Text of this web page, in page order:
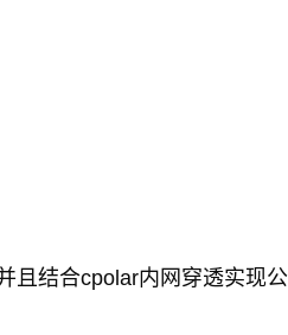
且结合cpolar内网穿透实现公